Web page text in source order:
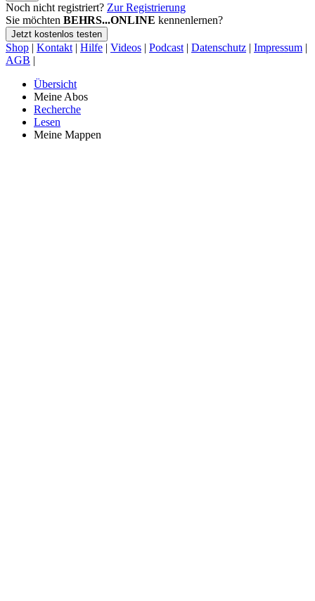
Noch nicht registriert? Zur Registrierung
Sie möchten BEHRS...ONLINE kennenlernen?
Jetzt kostenlos testen
Shop | Kontakt | Hilfe | Videos | Podcast | Datenschutz | Impressum |
AGB |
Übersicht
Meine Abos
Recherche
Lesen
Meine Mappen